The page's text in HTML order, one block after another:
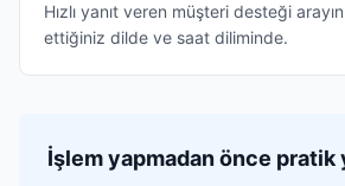
Hızlı yanıt veren müşteri desteği
ettiğiniz dilde ve saat diliminde.
İşlem yapmadan önce pratik